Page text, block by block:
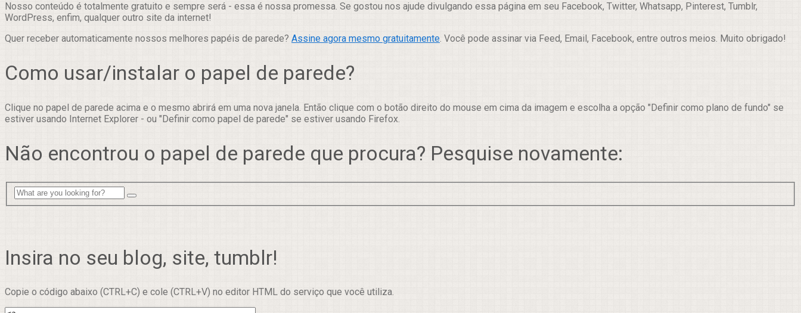
Nosso conteúdo é totalmente gratuito e sempre será - essa é nossa promessa. Se gostou nos ajude divulgando essa página em seu Facebook, Twitter, Whatsapp, Pinterest, Tumblr,
WordPress, enfim, qualquer outro site da internet!
Quer receber automaticamente nossos melhores papéis de parede? Assine agora mesmo gratuitamente. Você pode assinar via Feed, Email, Facebook, entre outros meios. Muito obrigado!
Como usar/instalar o papel de parede?
Clique no papel de parede acima e o mesmo abrirá em uma nova janela. Então clique com o botão direito do mouse em cima da imagem e escolha a opção "Definir como plano de fundo" se
estiver usando Internet Explorer - ou "Definir como papel de parede" se estiver usando Firefox.
Não encontrou o papel de parede que procura? Pesquise novamente:
Insira no seu blog, site, tumblr!
Copie o código abaixo (CTRL+C) e cole (CTRL+V) no editor HTML do serviço que você utiliza.